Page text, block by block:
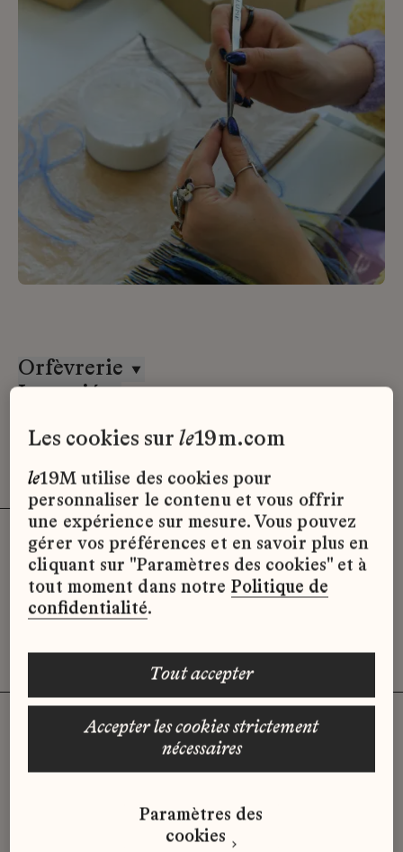
Orfèvrerie
Lemarié
Désolé, il semble qu’il n’y ait pas
d’offres d’emploi disponibles pour le
moment.
Vous n'avez pas trouvé d'offre
qui correspond à votre profil ?
Envoyez-nous votre candidature
les cookies surle19m.com
le19M utilise des cookies pour
personnaliser le contenu et vous offrir
une expérience sur mesure. Vous pouvez
gérer vos préférences et en savoir plus en
cliquant sur "Paramètres des cookies" et à
tout moment dans notre Politique de
confidentialité.
accepter les cookies strictement
nécessaires
tout accepter
Paramètres des
cookies